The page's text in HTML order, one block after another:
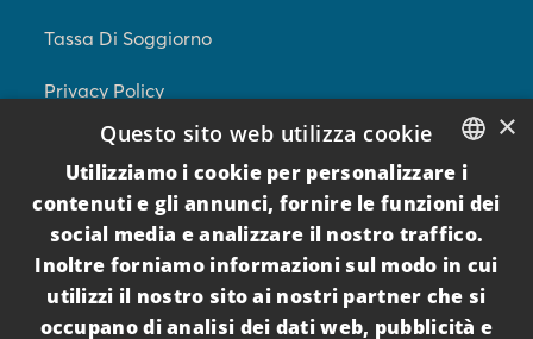
Tassa Di Soggiorno
Privacy Policy
Cookie Policy
Per I Proprietari
ENGLISH
×
Questo sito web utilizza cookie
Utilizziamo i cookie per personalizzare i
contenuti e gli annunci, fornire le funzioni dei
social media e analizzare il nostro traffico.
Inoltre forniamo informazioni sul modo in cui
utilizzi il nostro sito ai nostri partner che si
occupano di analisi dei dati web, pubblicità e